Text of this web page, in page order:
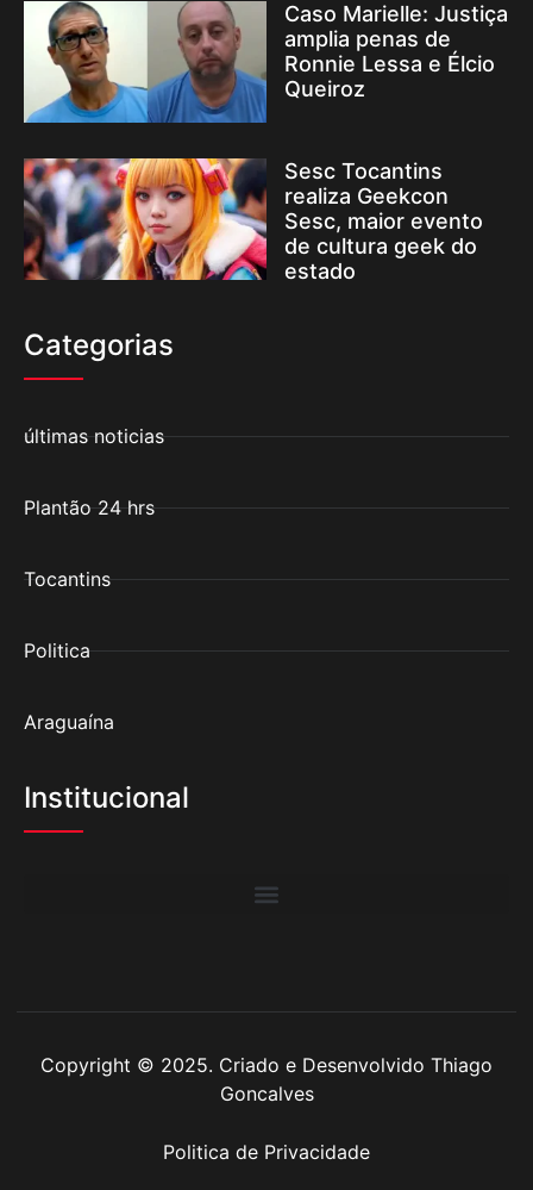
Caso Marielle: Justiça
amplia penas de
Ronnie Lessa e Élcio
Queiroz
Sesc Tocantins
realiza Geekcon
Sesc, maior evento
de cultura geek do
estado
Categorias
últimas noticias
Plantão 24 hrs
Tocantins
Politica
Araguaína
Institucional
Copyright © 2025. Criado e Desenvolvido Thiago
Goncalves
Politica de Privacidade